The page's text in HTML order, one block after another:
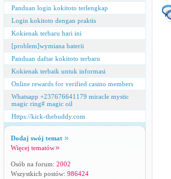
Panduan login kokitoto terlengkap
Login kokitoto dengan praktis
Kokienak terbaru hari ini
[problem]wymiana baterii
Panduan daftar kokitoto terbaru
Kokienak terbaik untuk informasi
Online rewards for verified casino members
Whatsapp +237676641179 miracle mystic
magic ring# magic oil
Https://kick-thebuddy.com
Dodaj swój temat
Więcej tematów
Osób na forum: 2002
Wszystkich postów: 986424